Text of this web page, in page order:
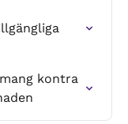
kontra